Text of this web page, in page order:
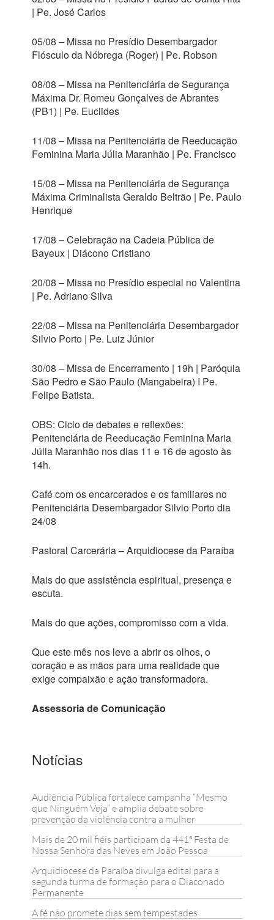
| Pe. José Carlos
05/08 – Missa no Presídio Desembargador
Flósculo da Nóbrega (Roger) | Pe. Robson
08/08 – Missa na Penitenciária de Segurança
Máxima Dr. Romeu Gonçalves de Abrantes
(PB1) | Pe. Euclides
11/08 – Missa na Penitenciária de Reeducação
Feminina Maria Júlia Maranhão | Pe. Francisco
15/08 – Missa na Penitenciária de Segurança
Máxima Criminalista Geraldo Beltrão | Pe. Paulo
Henrique
17/08 – Celebração na Cadeia Pública de
Bayeux | Diácono Cristiano
20/08 – Missa no Presídio especial no Valentina
| Pe. Adriano Silva
22/08 – Missa na Penitenciária Desembargador
Silvio Porto | Pe. Luiz Júnior
30/08 – Missa de Encerramento | 19h | Paróquia
São Pedro e São Paulo (Mangabeira) I Pe.
Felipe Batista.
OBS: Ciclo de debates e reflexões:
Penitenciária de Reeducação Feminina Maria
Júlia Maranhão nos dias 11 e 16 de agosto às
14h.
Café com os encarcerados e os familiares no
Penitenciária Desembargador Silvio Porto dia
24/08
Pastoral Carcerária – Arquidiocese da Paraíba
Mais do que assistência espiritual, presença e
escuta.
Mais do que ações, compromisso com a vida.
Que este mês nos leve a abrir os olhos, o
coração e as mãos para uma realidade que
exige compaixão e ação transformadora.
Assessoria de Comunicação
Notícias
Audiência Pública fortalece campanha “Mesmo
que Ninguém Veja” e amplia debate sobre
prevenção da violência contra a mulher
Mais de 20 mil fiéis participam da 441ª Festa de
Nossa Senhora das Neves em João Pessoa
Arquidiocese da Paraíba divulga edital para a
segunda turma de formação para o Diaconado
Permanente
A fé não promete dias sem tempestades